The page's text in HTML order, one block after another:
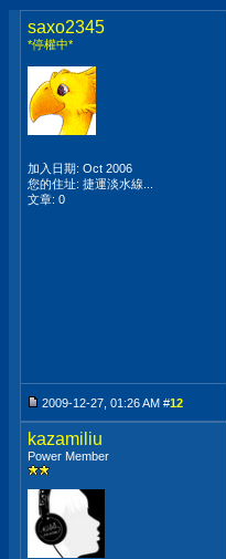
saxo2345
*停權中*
加入日期: Oct 2006
您的住址: 捷運淡水線...
文章: 0
2009-12-27, 01:26 AM #12
kazamiliu
Power Member